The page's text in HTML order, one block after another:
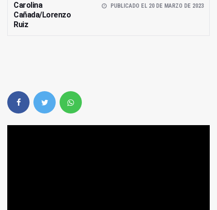
Carolina
Cañada/Lorenzo
Ruiz
PUBLICADO EL 20 DE MARZO DE 2023